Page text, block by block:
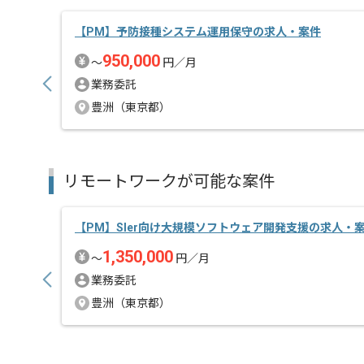
【PM】予防接種システム運用保守の求人・案件
〜950,000 円／月
業務委託
豊洲（東京都）
リモートワークが可能な案件
【PM】Sler向け大規模ソフトウェア開発支援の求人・
〜1,350,000 円／月
業務委託
豊洲（東京都）